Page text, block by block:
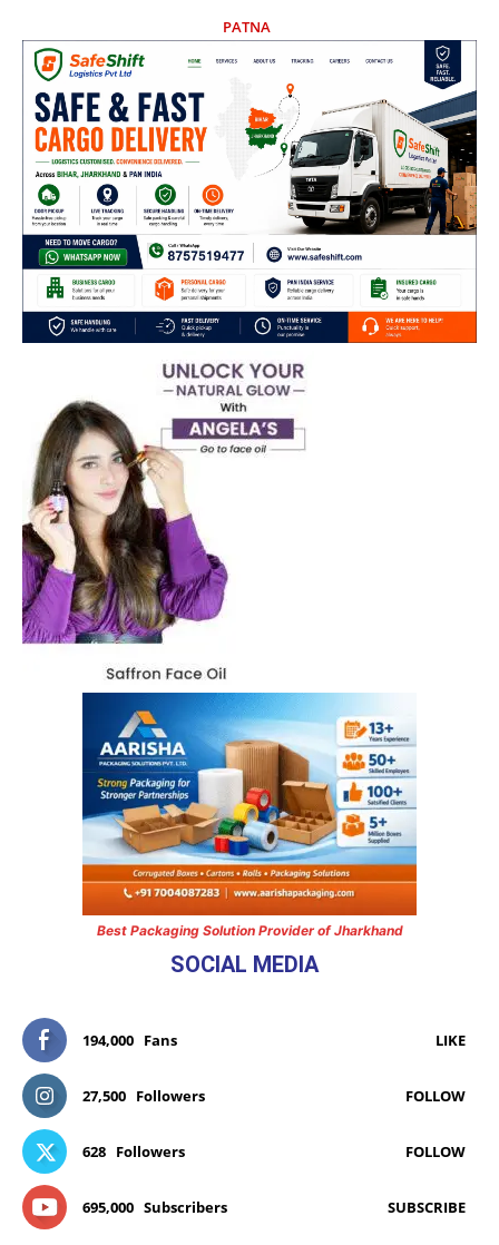
PATNA
Best Packaging Solution Provider of Jharkhand
SOCIAL MEDIA
194,000 Fans LIKE
27,500 Followers FOLLOW
628 Followers FOLLOW
695,000 Subscribers SUBSCRIBE